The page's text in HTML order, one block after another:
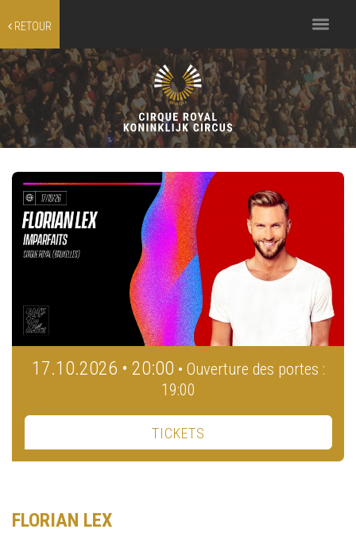
RETOUR
Toggle
navigation
17.10.2026 • 20:00 • Ouverture des portes :
19:00
TICKETS
FLORIAN LEX